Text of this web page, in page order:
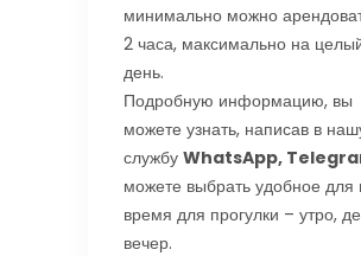
минимально можно
2 часа, максимально на
день.
Подробную информацию, вы
можете узнать, написав в
службу WhatsApp,
можете выбрать удобное для
время для прогулки – утро,
вечер.